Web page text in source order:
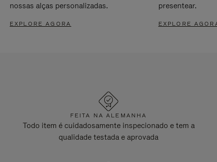
nossas alças personalizadas.
EXPLORE AGORA
presentear.
EXPLORE
FEITA NA ALEMANHA
Todo item é cuidadosamente inspecionado e tem a
qualidade testada e aprovada